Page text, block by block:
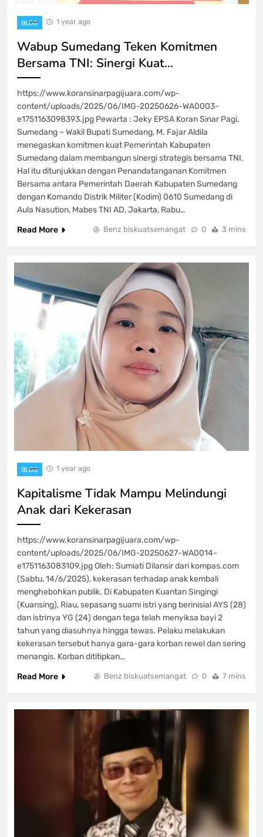
BLOG 1 year ago
Wabup Sumedang Teken Komitmen
Bersama TNI: Sinergi Kuat…
https://www.koransinarpagijuara.com/wp-
content/uploads/2025/06/IMG-20250626-WA0003-
e1751163098393.jpg Pewarta : Jeky EPSA Koran Sinar Pagi,
Sumedang – Wakil Bupati Sumedang, M. Fajar Aldila
menegaskan komitmen kuat Pemerintah Kabupaten
Sumedang dalam membangun sinergi strategis bersama TNI.
Hal itu ditunjukkan dengan Penandatanganan Komitmen
Bersama antara Pemerintah Daerah Kabupaten Sumedang
dengan Komando Distrik Militer (Kodim) 0610 Sumedang di
Aula Nasution, Mabes TNI AD, Jakarta, Rabu…
Read More
Benz biskuatsemangat 0 3 mins
BLOG 1 year ago
Kapitalisme Tidak Mampu Melindungi
Anak dari Kekerasan
https://www.koransinarpagijuara.com/wp-
content/uploads/2025/06/IMG-20250627-WA0014-
e1751163083109.jpg Oleh: Sumiati Dilansir dari kompas.com
(Sabtu, 14/6/2025), kekerasan terhadap anak kembali
menghebohkan publik. Di Kabupaten Kuantan Singingi
(Kuansing), Riau, sepasang suami istri yang berinisial AYS (28)
dan istrinya YG (24) dengan tega telah menyiksa bayi 2
tahun yang diasuhnya hingga tewas. Pelaku melakukan
kekerasan tersebut hanya gara-gara korban rewel dan sering
menangis. Korban dititipkan…
Read More
Benz biskuatsemangat 0 7 mins